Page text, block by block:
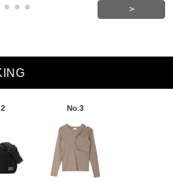
>
No.3